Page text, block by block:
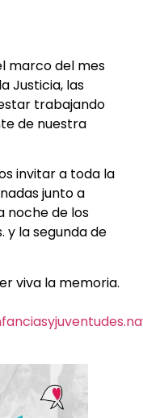
marco del mes
Justicia, las
trabajando
de nuestra
invitar a toda la
junto a
noche de los
y la segunda de
viva la memoria.